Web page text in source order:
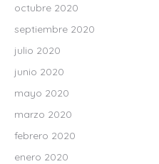
octubre 2020
septiembre 2020
julio 2020
junio 2020
mayo 2020
marzo 2020
febrero 2020
enero 2020